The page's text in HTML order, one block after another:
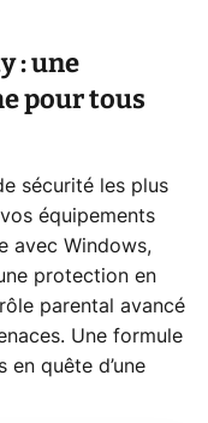
: une
pour tous
sécurité les plus
équipements
avec Windows,
protection en
parental avancé
Une formule
en quête d’une